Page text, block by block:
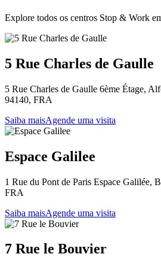
Explore todos os centros Stop & Work
5 Rue Charles de Gaulle
5 Rue Charles de Gaulle 6ème Étage,
94140, FRA
Saiba maisAgende uma visita
Espace Galilee
1 Rue du Pont de Paris Espace Galilée,
FRA
Saiba maisAgende uma visita
7 Rue le Bouvier